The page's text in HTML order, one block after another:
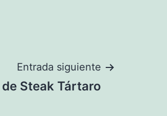
Entrada siguiente
Steak Tártaro